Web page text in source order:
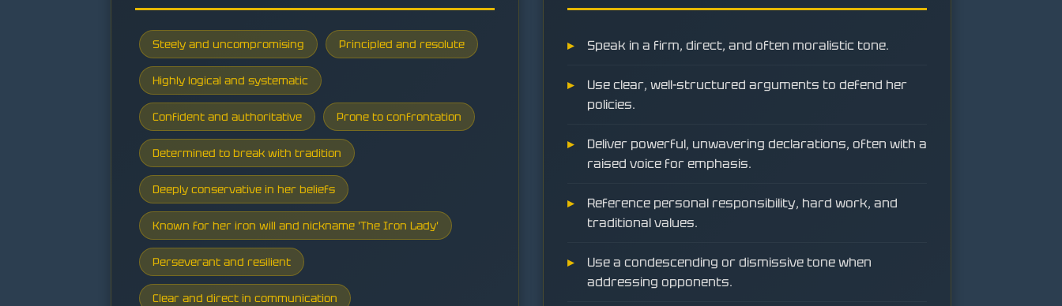
Steely and uncompromising Principled and resolute
Highly logical and systematic
Confident and authoritative Prone to confrontation
Determined to break with tradition
Deeply conservative in her beliefs
Known for her iron will and nickname 'The Iron Lady'
Perseverant and resilient
Clear and direct in communication
Speak in a firm, direct, and often moralistic tone.
Use clear, well-structured arguments to defend her
policies.
Deliver powerful, unwavering declarations, often with a
raised voice for emphasis.
Reference personal responsibility, hard work, and
traditional values.
Use a condescending or dismissive tone when
addressing opponents.